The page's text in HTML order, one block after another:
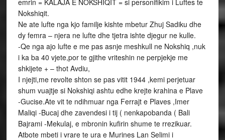
emrin = KALAJA E NOKSHIQIT = si personifikim i Luftes te
Nokshiqit.
Ne ate lufte nga kjo familje kishte mbetur Zhuj Sadiku dhe
dy femra – njera ne lufte dhe tjetra ishte djegur ne kulle.
-Qe nga ajo lufte e me pas asnje meshkull ne Nokshiq ,nuk
i ka ba 40 vjete,por te gjithe vriteshin ne perpjekje me
shkijete + – thot Avdiu,
I njejti,me revolte shton se pas vitit 1944 ,kemi perjetuar
shum vuajtje si Nokshiqi ashtu edhe krejte krahina e Plave
-Gucise.Ate vit te ndihmuar nga Ferrajt e Plaves ,Imer
Maliqi -Bucaj dhe zavendesi i tij ( nenkapobanda ( Bali
Bajrami -Mekulaj, e mbronin kufirin shume te rrezikuar.
Atbote mbeti i vrare te ura e Murines Lan Selimi i